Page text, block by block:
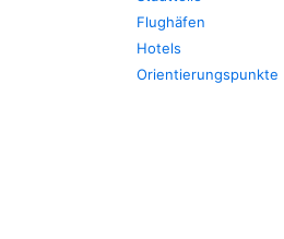
Flughäfen
Hotels
Orientierungspunkte